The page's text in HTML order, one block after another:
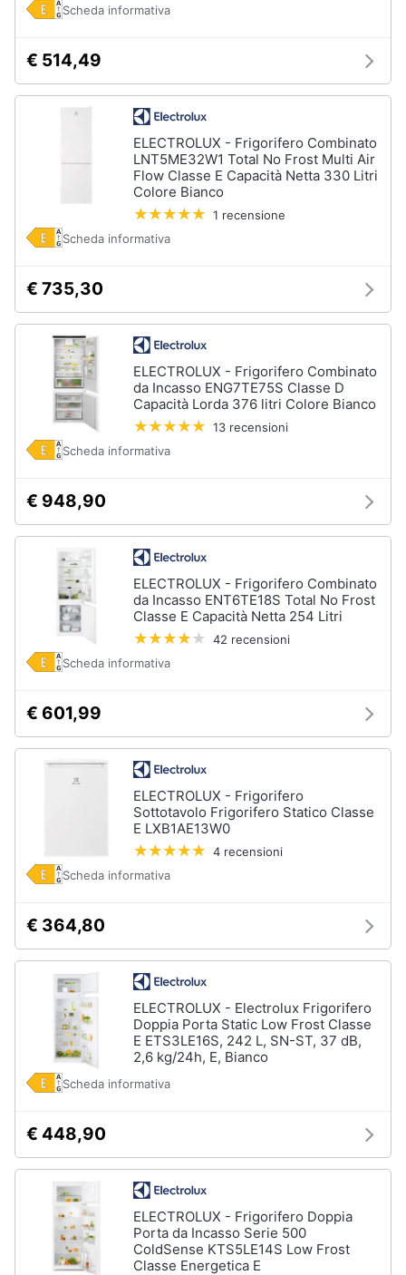
Scheda informativa
€ 514,49
ELECTROLUX - Frigorifero Combinato
LNT5ME32W1 Total No Frost Multi Air
Flow Classe E Capacità Netta 330 Litri
Colore Bianco
1 recensione
Scheda informativa
€ 735,30
ELECTROLUX - Frigorifero Combinato
da Incasso ENG7TE75S Classe D
Capacità Lorda 376 litri Colore Bianco
13 recensioni
Scheda informativa
€ 948,90
ELECTROLUX - Frigorifero Combinato
da Incasso ENT6TE18S Total No Frost
Classe E Capacità Netta 254 Litri
42 recensioni
Scheda informativa
€ 601,99
ELECTROLUX - Frigorifero
Sottotavolo Frigorifero Statico Classe
E LXB1AE13W0
4 recensioni
Scheda informativa
€ 364,80
ELECTROLUX - Electrolux Frigorifero
Doppia Porta Static Low Frost Classe
E ETS3LE16S, 242 L, SN-ST, 37 dB,
2,6 kg/24h, E, Bianco
Scheda informativa
€ 448,90
ELECTROLUX - Frigorifero Doppia
Porta da Incasso Serie 500
ColdSense KTS5LE14S Low Frost
Classe Energetica E